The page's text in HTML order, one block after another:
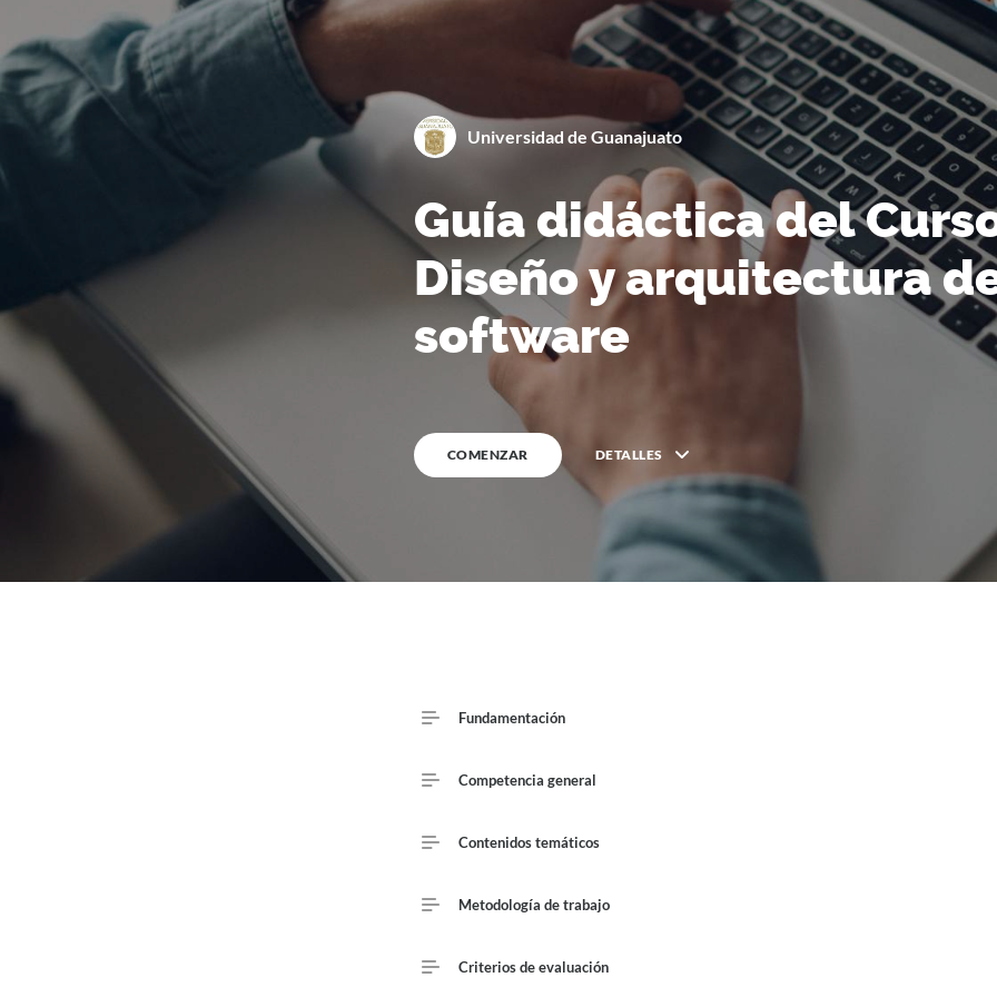
Guía didáctica del
Diseño y arquitectura
software
Universidad de Guanajuato Universidad de Guanajuato
COMENZAR DETALLES
Published August 7, 2026
Fundamentación
Competencia general
Contenidos temáticos
Metodología de trabajo
Criterios de evaluación